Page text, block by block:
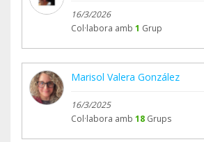
16/3/2026
Col·labora amb 1 Grup
Marisol Valera González
16/3/2025
Col·labora amb 18 Grups